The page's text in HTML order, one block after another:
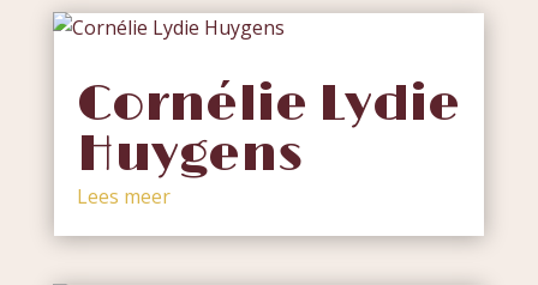
Cornélie Lydie
Huygens
Lees meer